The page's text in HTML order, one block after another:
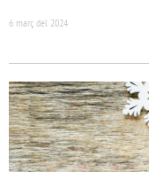
6 març del 2024